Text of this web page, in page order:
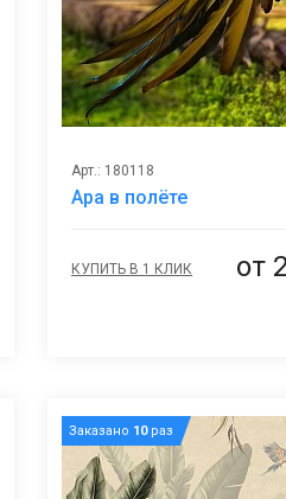
избранное
Арт.: 180118
Ара в полёте
КУПИТЬ В 1 КЛИК от
Заказано 10раз